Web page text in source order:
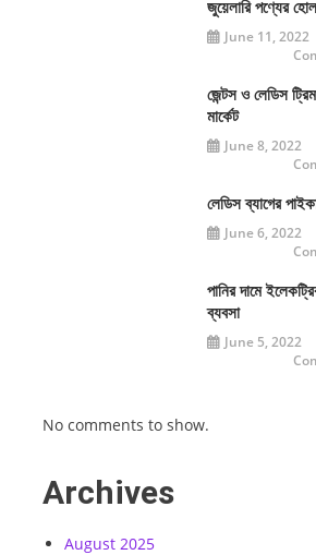
জুয়েলারি পণ্যের
June 11, 2022
জেন্টস ও লেডিস
মার্কেট
June 8, 2022
লেডিস ব্যাগের
June 6, 2022
পানির দামে
ব্যবসা
June 5, 2022
No comments to show.
Archives
August 2025